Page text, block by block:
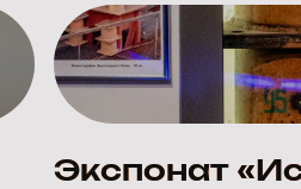
Экспонат
«История
подъёма
здания
Московского
Планетария»
Экспонат